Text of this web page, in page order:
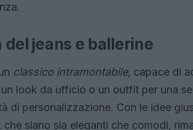
jeans e ballerine
classico intramontabile, capace di
look da ufficio o un outfit per una
di personalizzazione. Con le idee
siano sia eleganti che comodi,